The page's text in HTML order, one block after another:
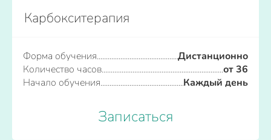
Карбокситерапия
Форма обучения
Дистанционно
Количество часов
от 36
Начало обучения
Каждый день
Записаться